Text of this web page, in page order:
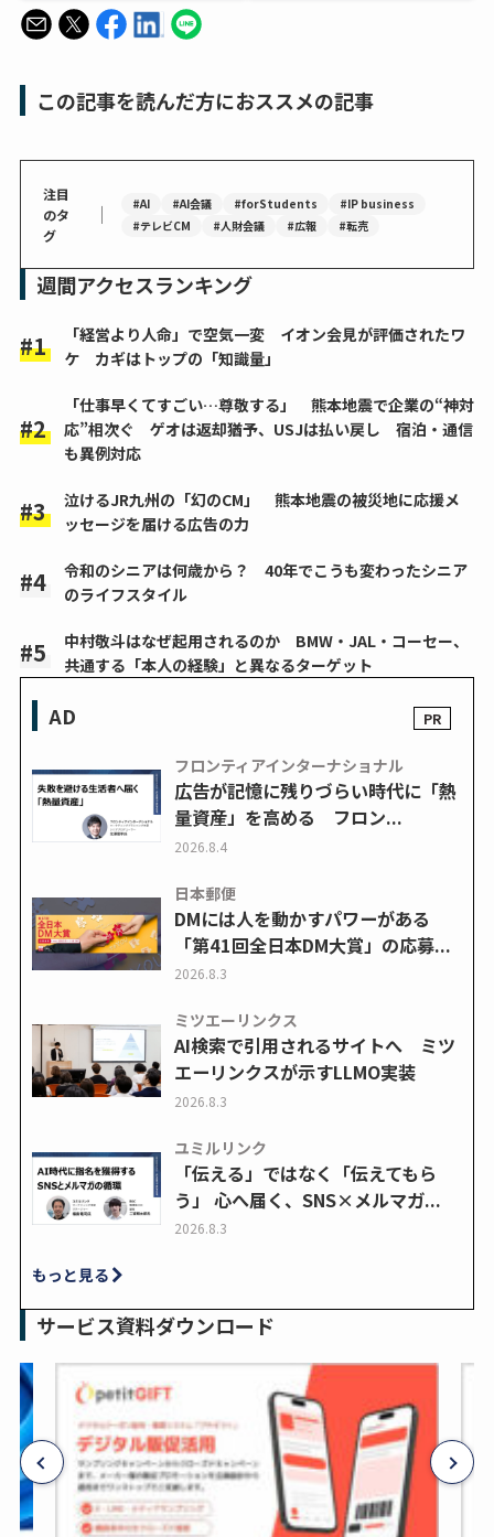
この記事を読んだ方におススメの記事
注目
のタ
グ
｜ #AI #AI会議 #forStudents
#IP business
#テレビCM
#人財会議 #広報 #転売
週間アクセスランキング
「経営より人命」で空気一変 イオン会見が評価されたワ
ケ カギはトップの「知識量」
「仕事早くてすごい…尊敬する」 熊本地震で企業の“神対
応”相次ぐ ゲオは返却猶予、USJは払い戻し 宿泊・通信
も異例対応
泣けるJR九州の「幻のCM」 熊本地震の被災地に応援メ
ッセージを届ける広告の力
令和のシニアは何歳から？ 40年でこうも変わったシニア
のライフスタイル
中村敬斗はなぜ起用されるのか BMW・JAL・コーセー、
共通する「本人の経験」と異なるターゲット
AD
フロンティアインターナショナル
広告が記憶に残りづらい時代に「熱
量資産」を高める フロン...
2026.8.4
日本郵便
DMには人を動かすパワーがある
「第41回全日本DM大賞」の応募...
2026.8.3
ミツエーリンクス
AI検索で引用されるサイトへ ミツ
エーリンクスが示すLLMO実装
2026.8.3
ユミルリンク
「伝える」ではなく「伝えてもら
う」 心へ届く、SNS×メルマガ...
2026.8.3
もっと見る
サービス資料ダウンロード